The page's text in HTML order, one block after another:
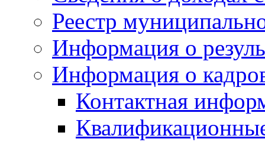
Реестр
Информация о
Информация о
Контактная